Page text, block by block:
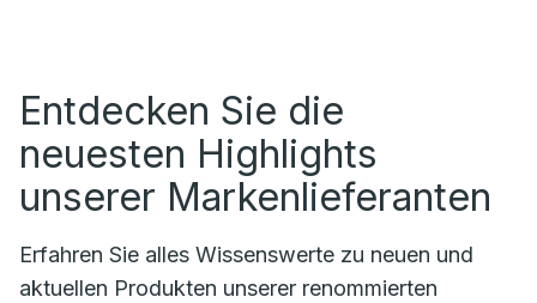
Entdecken Sie die
neuesten Highlights
unserer Markenlieferanten
Erfahren Sie alles Wissenswerte zu neuen und
aktuellen Produkten unserer renommierten